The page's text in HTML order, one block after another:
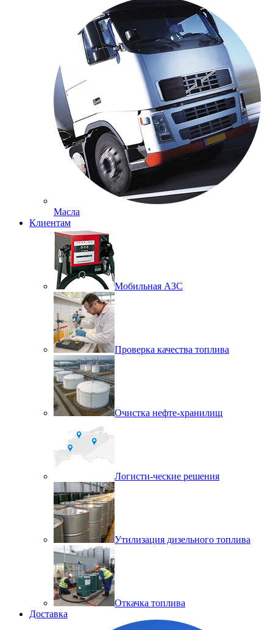
Масла
Клиентам
Мобильная АЗС
Проверка качества топлива
Очистка нефте-хранилищ
Логисти-ческие решения
Утилизация дизельного топлива
Откачка топлива
Доставка